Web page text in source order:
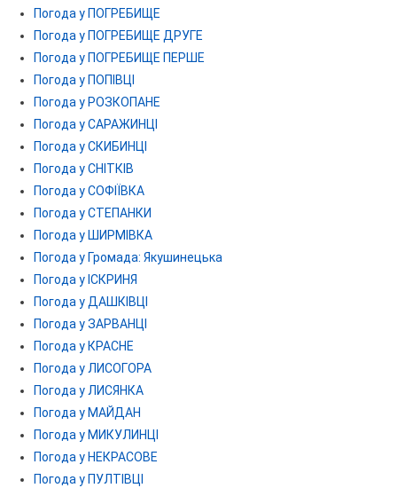
Погода у ПОГРЕБИЩЕ
Погода у ПОГРЕБИЩЕ ДРУГЕ
Погода у ПОГРЕБИЩЕ ПЕРШЕ
Погода у ПОПІВЦІ
Погода у РОЗКОПАНЕ
Погода у САРАЖИНЦІ
Погода у СКИБИНЦІ
Погода у СНІТКІВ
Погода у СОФІЇВКА
Погода у СТЕПАНКИ
Погода у ШИРМІВКА
Погода у Громада: Якушинецька
Погода у ІСКРИНЯ
Погода у ДАШКІВЦІ
Погода у ЗАРВАНЦІ
Погода у КРАСНЕ
Погода у ЛИСОГОРА
Погода у ЛИСЯНКА
Погода у МАЙДАН
Погода у МИКУЛИНЦІ
Погода у НЕКРАСОВЕ
Погода у ПУЛТІВЦІ